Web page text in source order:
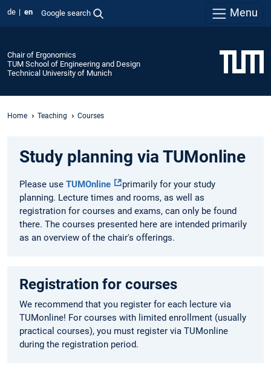
de en Google search Menu
Chair of Ergonomics
TUM School of Engineering and Design
Technical University of Munich
Home Teaching Courses
Study planning via TUMonline
Please use TUMOnline
primarily for your study
planning. Lecture times and rooms, as well as
registration for courses and exams, can only be found
there. The courses presented here are intended primarily
as an overview of the chair's offerings.
Registration for courses
We recommend that you register for each lecture via
TUMonline! For courses with limited enrollment (usually
practical courses), you must register via TUMonline
during the registration period.